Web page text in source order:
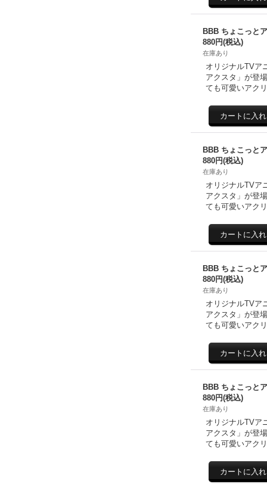
BBB ちょこっと
880円(税込)
在庫あり
オリジナルTVア
アクスタ」が登
ても可愛いアク
BBB ちょこっと
880円(税込)
在庫あり
オリジナルTVア
アクスタ」が登
ても可愛いアク
BBB ちょこっと
880円(税込)
在庫あり
オリジナルTVア
アクスタ」が登
ても可愛いアク
BBB ちょこっと
880円(税込)
在庫あり
オリジナルTVア
アクスタ」が登
ても可愛いアク